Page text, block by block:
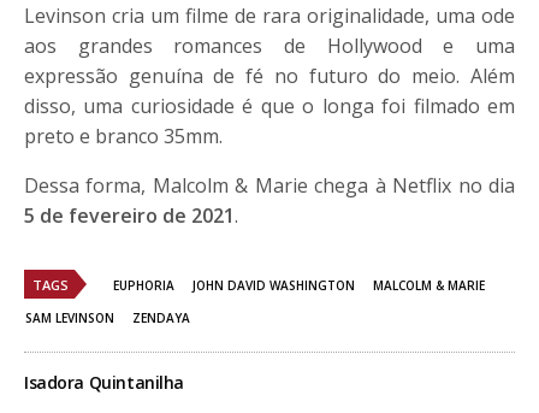
Levinson cria um filme de rara originalidade, uma ode
aos grandes romances de Hollywood e uma
expressão genuína de fé no futuro do meio. Além
disso, uma curiosidade é que o longa foi filmado em
preto e branco 35mm.
Dessa forma, Malcolm & Marie chega à Netflix no dia
5 de fevereiro de 2021.
TAGS EUPHORIA JOHN DAVID WASHINGTON
MALCOLM & MARIE
SAM LEVINSON
ZENDAYA
Isadora Quintanilha